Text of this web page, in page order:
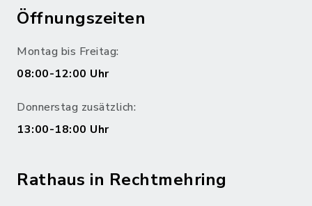
Öffnungszeiten
Montag bis Freitag:
08:00-12:00 Uhr
Donnerstag zusätzlich:
13:00-18:00 Uhr
Rathaus in Rechtmehring